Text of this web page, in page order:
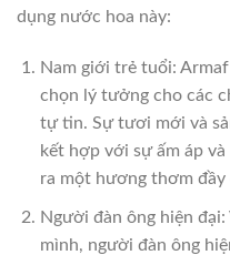
dụng nước hoa này:
Nam giới trẻ tuổi:
chọn lý tưởng cho các
tự tin. Sự tươi mới và
kết hợp với sự ấm áp
ra một hương thơm đầy
Người đàn ông hiện
mình, người đàn ông